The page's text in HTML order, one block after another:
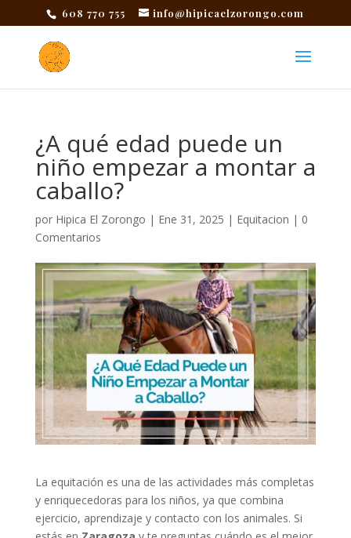
608 770 755 info@hipicaelzorongo.com
¿A qué edad puede un
niño empezar a montar a
caballo?
por Hipica El Zorongo | Ene 31, 2025 | Equitacion | 0
Comentarios
La equitación es una de las actividades más completas
y enriquecedoras para los niños, ya que combina
ejercicio, aprendizaje y contacto con los animales. Si